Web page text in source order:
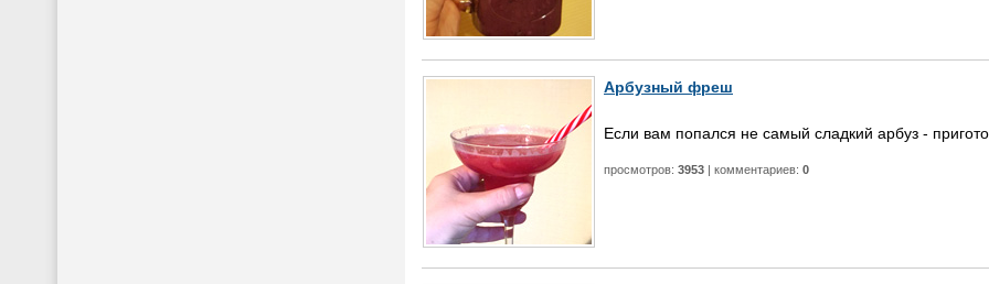
Арбузный фреш
Если вам попался не самый сладкий арбуз -
просмотров: 3953 | комментариев: 0